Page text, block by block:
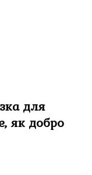
для
як добро